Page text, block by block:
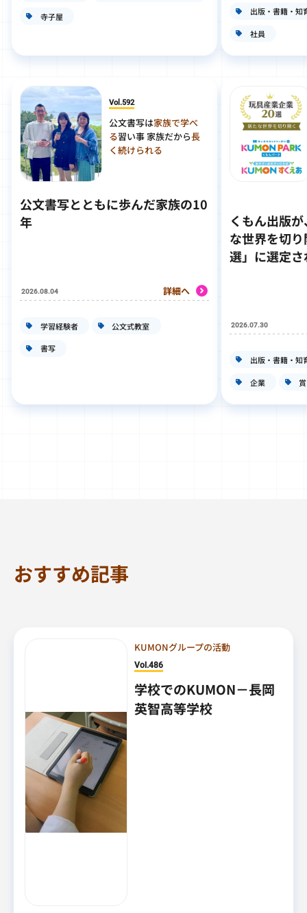
寺子屋
Vol.592
公文書写は家族で学べ
る習い事 家族だから長
く続けられる
公文書写とともに歩んだ家族の10
年
2026.08.04 詳細へ
学習経験者 公文式教室
書写
出版・書籍・知
社員
くもん出版
な世界を切
選」に選定
2026.07.30
出版・書籍・知
企業 賞
おすすめ記事
KUMONグループの活動
Vol.486
学校でのKUMON－長岡
英智高等学校